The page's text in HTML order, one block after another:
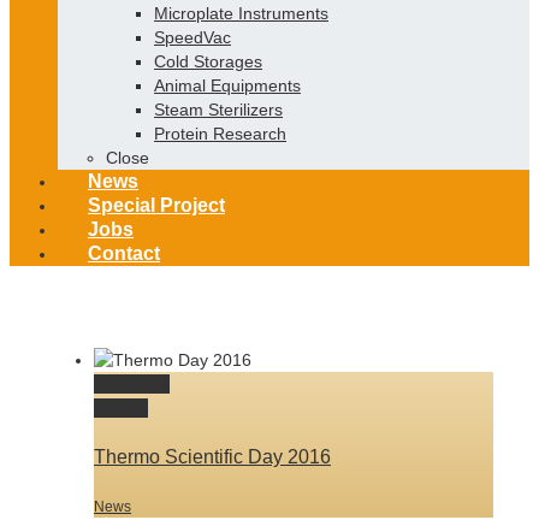
Microplate Instruments
SpeedVac
Cold Storages
Animal Equipments
Steam Sterilizers
Protein Research
Close
News
Special Project
Jobs
Contact
Thermo Scientific Day 2016
News